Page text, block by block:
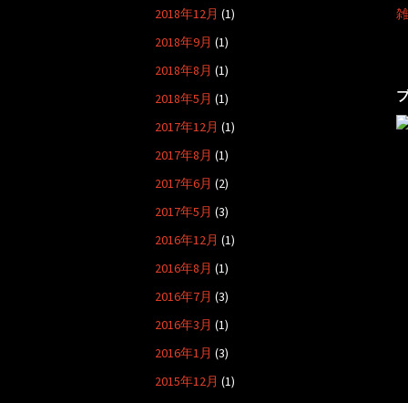
2018年12月 (1)
2018年9月 (1)
2018年8月 (1)
2018年5月 (1)
2017年12月 (1)
2017年8月 (1)
2017年6月 (2)
2017年5月 (3)
2016年12月 (1)
2016年8月 (1)
2016年7月 (3)
2016年3月 (1)
2016年1月 (3)
2015年12月 (1)